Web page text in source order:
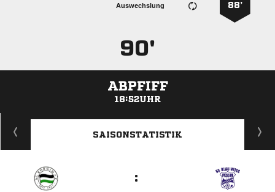
88’
Auswechslung
90'
ABPFIFF
18:52UHR
ANZEIGE
SAISONSTATISTIK
: